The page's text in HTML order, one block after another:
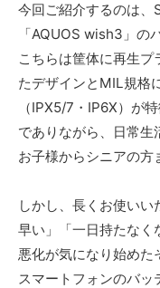
今回ご紹介するのは、
「AQUOS wish3」の
こちらは筐体に再生
たデザインとMIL規格
（IPX5/7・IP6X）が
でありながら、日常生
お子様からシニアの方
しかし、長くお使い
早い」「一日持たなく
悪化が気になり始めた
スマートフォンのバ